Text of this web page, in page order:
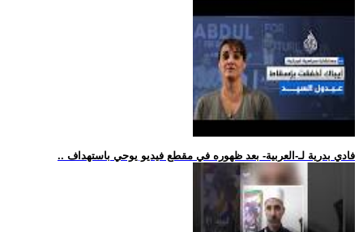
.. فادي بدرية لـ-العربية- بعد ظهوره في مقطع فيديو يوحي باستهداف